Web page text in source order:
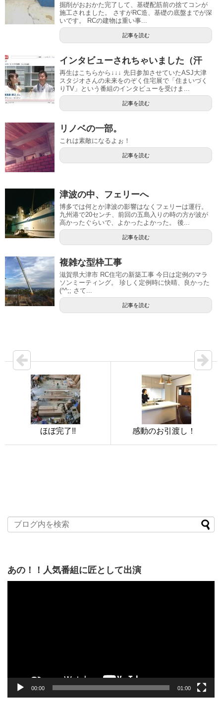
掘削がおおかた完了して、基礎配筋前の捨てコンが
施工されました。 さすがRC造、基礎の底盤までが深
いです。 RCの建物は重い事...
記事を読む
インタビューされちゃいました（汗
再生はこちらから↓↓↓ 先日参加させていたASJ大津
スタジオさんの未来をのぞく住宅展で「住まいづく
りTV」という番組のインタビューを受けま...
記事を読む
リノベの一部。
これは素敵になるよぉ！
記事を読む
津波の中、フェリーへ
博多では何とか津波の影響はなくフェリーは運行。
九州港で20センチ、前回の五島入りの時の方が波が
高かったぐらいで、よかったよかった。 後...
記事を読む
複雑な型枠工事
滋賀県大津市 RC住宅の新築工事 今日は定例のマラ
ソンミーティング。 珍しく定例時に快晴、良かった
(^^;; さて...
記事を読む
ほぼ完了!! 感動のお引渡し！
あの！！人気番組に匠として出演
00:00 01:00